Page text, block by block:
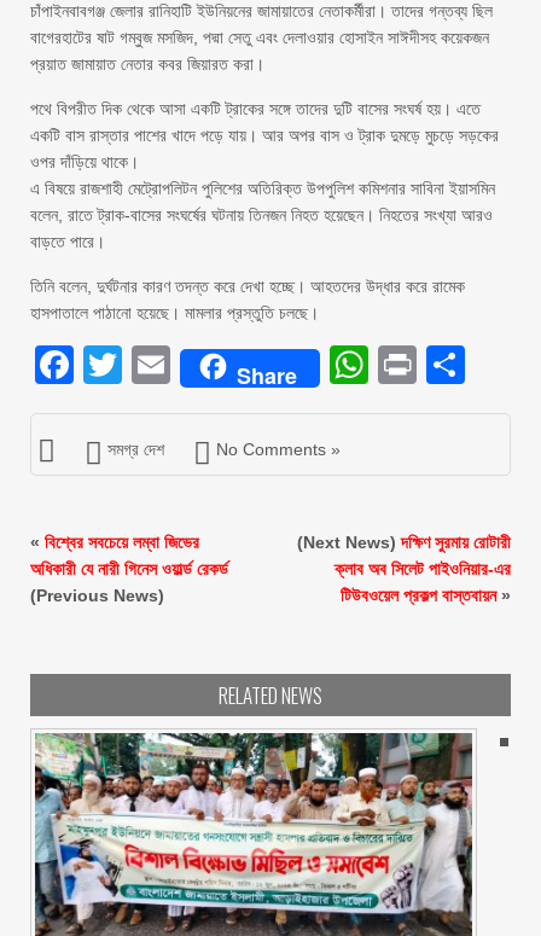
চাঁপাইনবাবগঞ্জ জেলার রানিহাটি ইউনিয়নের জামায়াতের নেতাকর্মীরা। তাদের গন্তব্য ছিল
বাগেরহাটের ষাট গম্বুজ মসজিদ, পদ্মা সেতু এবং দেলাওয়ার হোসাইন সাঈদীসহ কয়েকজন
প্রয়াত জামায়াত নেতার কবর জিয়ারত করা।
পথে বিপরীত দিক থেকে আসা একটি ট্রাকের সঙ্গে তাদের দুটি বাসের সংঘর্ষ হয়। এতে
একটি বাস রাস্তার পাশের খাদে পড়ে যায়। আর অপর বাস ও ট্রাক দুমড়ে মুচড়ে সড়কের
ওপর দাঁড়িয়ে থাকে।
এ বিষয়ে রাজশাহী মেট্রোপলিটন পুলিশের অতিরিক্ত উপপুলিশ কমিশনার সাবিনা ইয়াসমিন
বলেন, রাতে ট্রাক-বাসের সংঘর্ষের ঘটনায় তিনজন নিহত হয়েছেন। নিহতের সংখ্যা আরও
বাড়তে পারে।
তিনি বলেন, দুর্ঘটনার কারণ তদন্ত করে দেখা হচ্ছে। আহতদের উদ্ধার করে রামেক
হাসপাতালে পাঠানো হয়েছে। মামলার প্রস্তুতি চলছে।
Facebook
Twitter
EmailShare Print
সমগ্র দেশ No Comments »
« বিশ্বের সবচেয়ে লম্বা জিভের
অধিকারী যে নারী গিনেস ওয়ার্ল্ড রেকর্ড
(Previous News)
(Next News)দক্ষিণ সুরমায় রোটারী
ক্লাব অব সিলেট পাইওনিয়ার-এর
টিউবওয়েল প্রকল্প বাস্তবায়ন»
RELATED NEWS